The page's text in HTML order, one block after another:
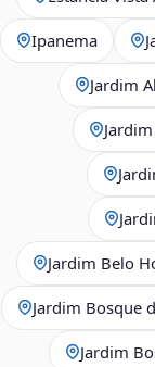
Ipanema
Jardim
Jardim Belo
Jardim Bosque
Jardim